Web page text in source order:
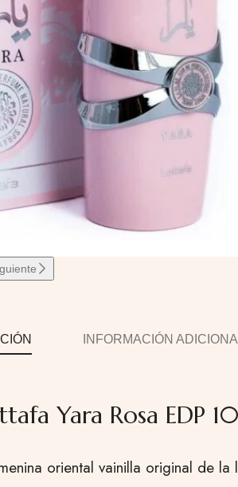
INFORMACIÓN
Yara Rosa EDP
oriental vainilla original de